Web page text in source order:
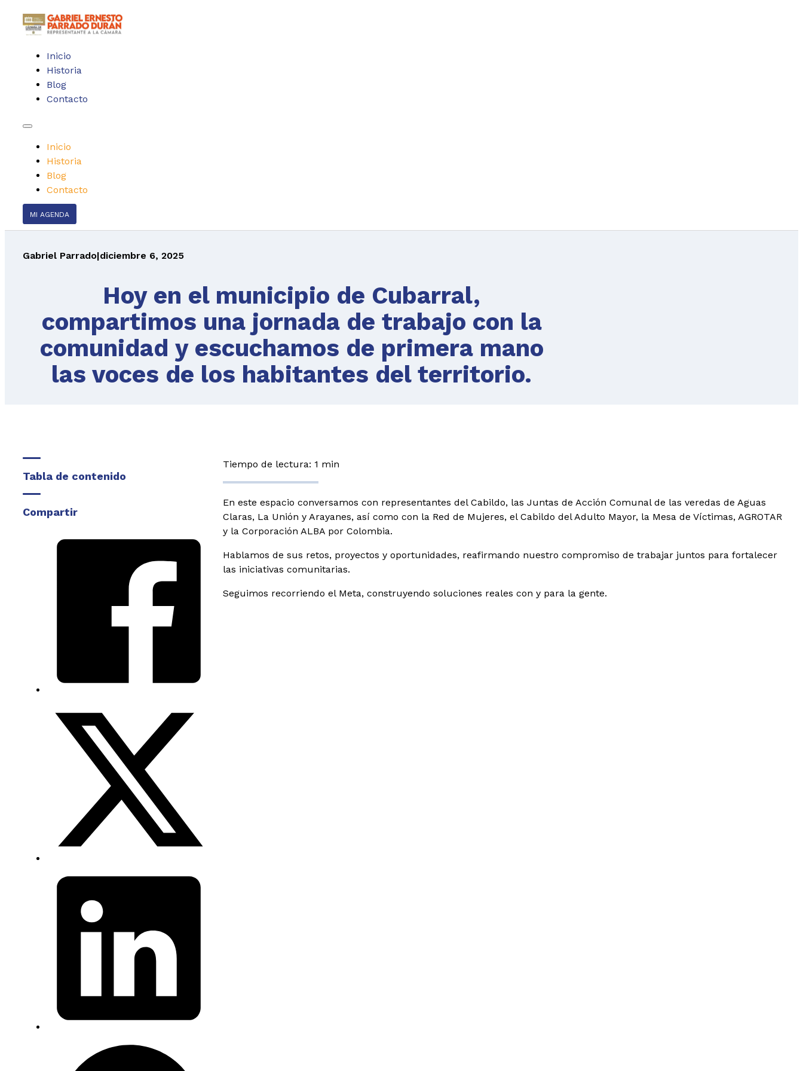
Inicio
Historia
Blog
Contacto
Inicio
Historia
Blog
Contacto
MI AGENDA
Gabriel Parrado|diciembre 6, 2025
Hoy en el municipio de Cubarral,
compartimos una jornada de trabajo con la
comunidad y escuchamos de primera mano
las voces de los habitantes del territorio.
Tabla de contenido
Compartir
Tiempo de lectura: 1 min
En este espacio conversamos con representantes del Cabildo, las Juntas de Acción Comunal de las veredas de Aguas
Claras, La Unión y Arayanes, así como con la Red de Mujeres, el Cabildo del Adulto Mayor, la Mesa de Víctimas, AGROTAR
y la Corporación ALBA por Colombia.
Hablamos de sus retos, proyectos y oportunidades, reafirmando nuestro compromiso de trabajar juntos para fortalecer
las iniciativas comunitarias.
Seguimos recorriendo el Meta, construyendo soluciones reales con y para la gente.